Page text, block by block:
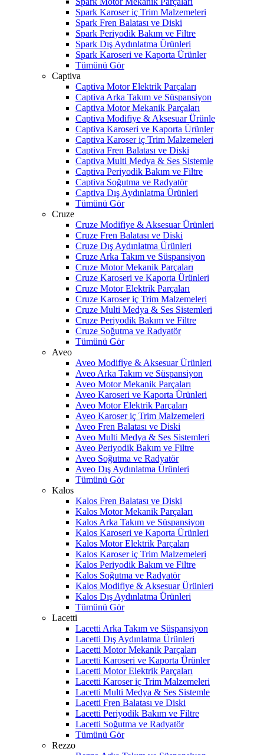
Spark Karoser iç Trim Malzemeleri
Spark Fren Balatası ve Diski
Spark Periyodik Bakım ve Filtre
Spark Dış Aydınlatma Ürünleri
Spark Karoseri ve Kaporta Ürünler
Tümünü Gör
Captiva
Captiva Motor Elektrik Parçaları
Captiva Arka Takım ve Süspansiyon
Captiva Motor Mekanik Parçaları
Captiva Modifiye & Aksesuar Ürünle
Captiva Karoseri ve Kaporta Ürünler
Captiva Karoser iç Trim Malzemeleri
Captiva Fren Balatası ve Diski
Captiva Multi Medya & Ses Sistemle
Captiva Periyodik Bakım ve Filtre
Captiva Soğutma ve Radyatör
Captiva Dış Aydınlatma Ürünleri
Tümünü Gör
Cruze
Cruze Modifiye & Aksesuar Ürünleri
Cruze Fren Balatası ve Diski
Cruze Dış Aydınlatma Ürünleri
Cruze Arka Takım ve Süspansiyon
Cruze Motor Mekanik Parçaları
Cruze Karoseri ve Kaporta Ürünleri
Cruze Motor Elektrik Parçaları
Cruze Karoser iç Trim Malzemeleri
Cruze Multi Medya & Ses Sistemleri
Cruze Periyodik Bakım ve Filtre
Cruze Soğutma ve Radyatör
Tümünü Gör
Aveo
Aveo Modifiye & Aksesuar Ürünleri
Aveo Arka Takım ve Süspansiyon
Aveo Motor Mekanik Parçaları
Aveo Karoseri ve Kaporta Ürünleri
Aveo Motor Elektrik Parçaları
Aveo Karoser iç Trim Malzemeleri
Aveo Fren Balatası ve Diski
Aveo Multi Medya & Ses Sistemleri
Aveo Periyodik Bakım ve Filtre
Aveo Soğutma ve Radyatör
Aveo Dış Aydınlatma Ürünleri
Tümünü Gör
Kalos
Kalos Fren Balatası ve Diski
Kalos Motor Mekanik Parçaları
Kalos Arka Takım ve Süspansiyon
Kalos Karoseri ve Kaporta Ürünleri
Kalos Motor Elektrik Parçaları
Kalos Karoser iç Trim Malzemeleri
Kalos Periyodik Bakım ve Filtre
Kalos Soğutma ve Radyatör
Kalos Modifiye & Aksesuar Ürünleri
Kalos Dış Aydınlatma Ürünleri
Tümünü Gör
Lacetti
Lacetti Arka Takım ve Süspansiyon
Lacetti Dış Aydınlatma Ürünleri
Lacetti Motor Mekanik Parçaları
Lacetti Karoseri ve Kaporta Ürünler
Lacetti Motor Elektrik Parçaları
Lacetti Karoser iç Trim Malzemeleri
Lacetti Multi Medya & Ses Sistemle
Lacetti Fren Balatası ve Diski
Lacetti Periyodik Bakım ve Filtre
Lacetti Soğutma ve Radyatör
Tümünü Gör
Rezzo